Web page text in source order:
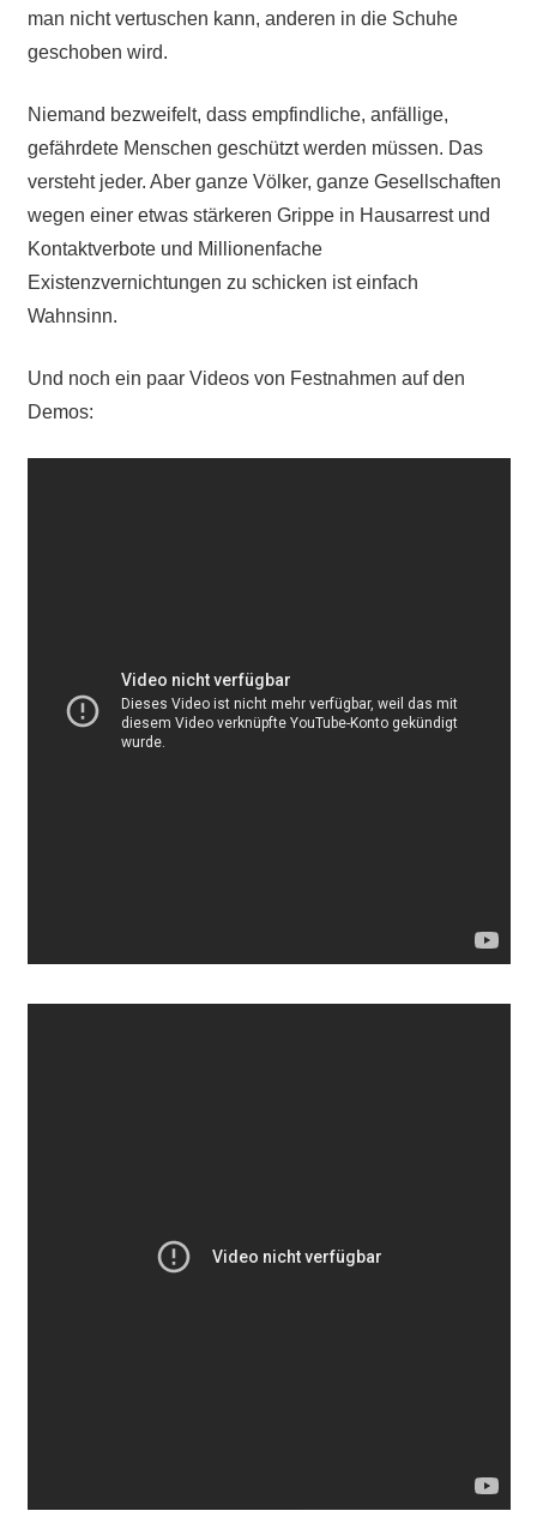
man nicht vertuschen kann, anderen in die Schuhe
geschoben wird.
Niemand bezweifelt, dass empfindliche, anfällige,
gefährdete Menschen geschützt werden müssen. Das
versteht jeder. Aber ganze Völker, ganze Gesellschaften
wegen einer etwas stärkeren Grippe in Hausarrest und
Kontaktverbote und Millionenfache
Existenzvernichtungen zu schicken ist einfach
Wahnsinn.
Und noch ein paar Videos von Festnahmen auf den
Demos: